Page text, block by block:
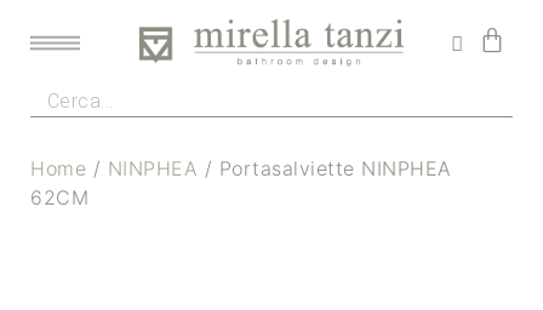
Home / NINPHEA / Portasalviette NINPHEA
62CM